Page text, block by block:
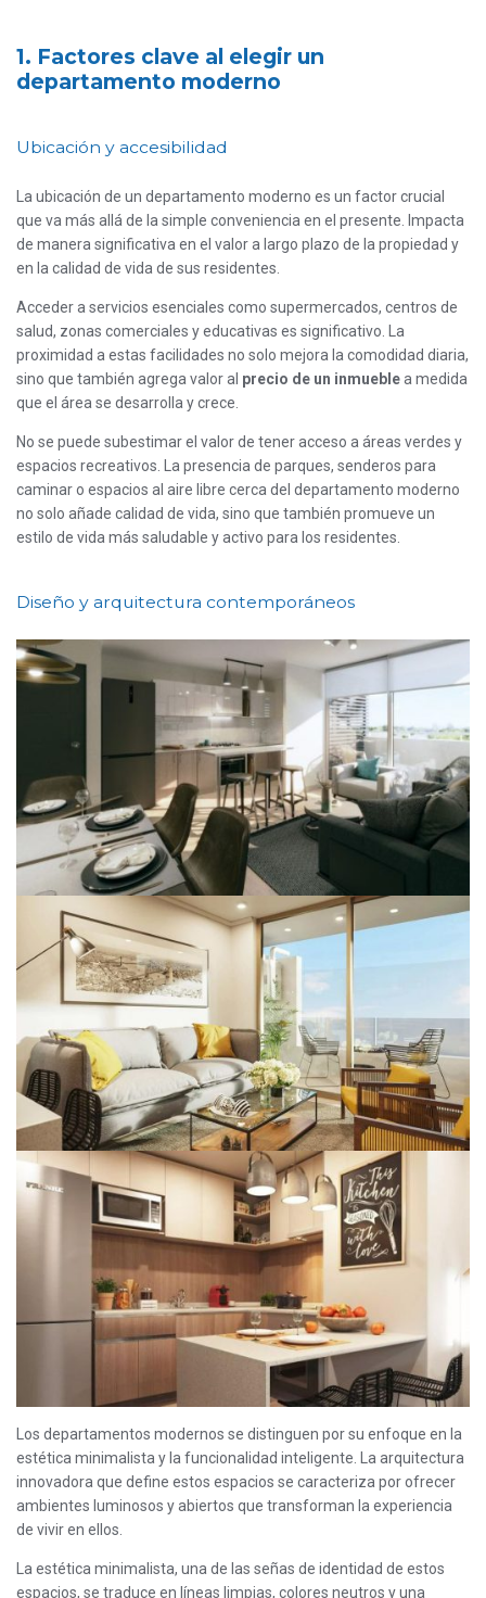
1. Factores clave al elegir un
departamento moderno
Ubicación y accesibilidad
La ubicación de un departamento moderno es un factor crucial
que va más allá de la simple conveniencia en el presente. Impacta
de manera significativa en el valor a largo plazo de la propiedad y
en la calidad de vida de sus residentes.
Acceder a servicios esenciales como supermercados, centros de
salud, zonas comerciales y educativas es significativo. La
proximidad a estas facilidades no solo mejora la comodidad diaria,
sino que también agrega valor al precio de un inmueblea medida
que el área se desarrolla y crece.
No se puede subestimar el valor de tener acceso a áreas verdes y
espacios recreativos. La presencia de parques, senderos para
caminar o espacios al aire libre cerca del departamento moderno
no solo añade calidad de vida, sino que también promueve un
estilo de vida más saludable y activo para los residentes.
Diseño y arquitectura contemporáneos
Los departamentos modernos se distinguen por su enfoque en la
estética minimalista y la funcionalidad inteligente. La arquitectura
innovadora que define estos espacios se caracteriza por ofrecer
ambientes luminosos y abiertos que transforman la experiencia
de vivir en ellos.
La estética minimalista, una de las señas de identidad de estos
espacios, se traduce en líneas limpias, colores neutros y una